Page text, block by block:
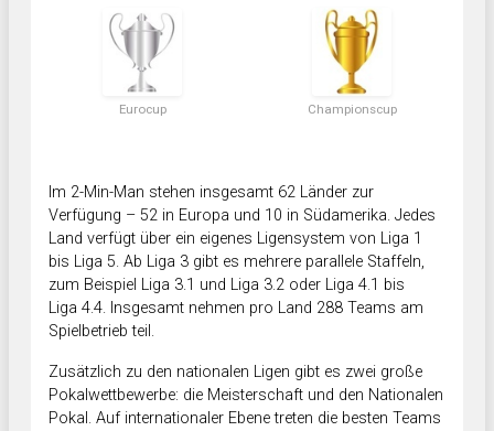
Eurocup Championscup
Im 2-Min-Man stehen insgesamt 62 Länder zur
Verfügung – 52 in Europa und 10 in Südamerika. Jedes
Land verfügt über ein eigenes Ligensystem von Liga 1
bis Liga 5. Ab Liga 3 gibt es mehrere parallele Staffeln,
zum Beispiel Liga 3.1 und Liga 3.2 oder Liga 4.1 bis
Liga 4.4. Insgesamt nehmen pro Land 288 Teams am
Spielbetrieb teil.
Zusätzlich zu den nationalen Ligen gibt es zwei große
Pokalwettbewerbe: die Meisterschaft und den Nationalen
Pokal. Auf internationaler Ebene treten die besten Teams